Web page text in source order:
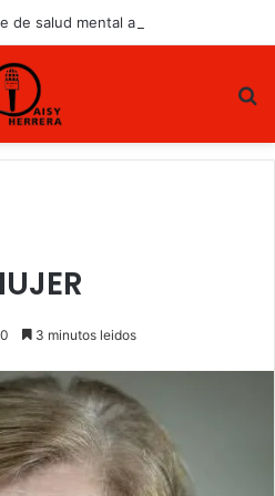
3 minutos leidos